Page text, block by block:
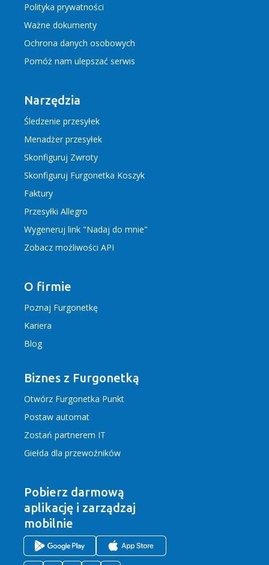
Polityka prywatności
Ważne dokumenty
Ochrona danych osobowych
Pomóż nam ulepszać serwis
Narzędzia
Śledzenie przesyłek
Menadżer przesyłek
Skonfiguruj Zwroty
Skonfiguruj Furgonetka Koszyk
Faktury
Przesyłki Allegro
Wygeneruj link "Nadaj do mnie"
Zobacz możliwości API
O firmie
Poznaj Furgonetkę
Kariera
Blog
Biznes z Furgonetką
Otwórz Furgonetka Punkt
Postaw automat
Zostań partnerem IT
Giełda dla przewoźników
Pobierz darmową
aplikację i zarządzaj
mobilnie